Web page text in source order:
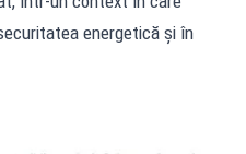
energetică și în